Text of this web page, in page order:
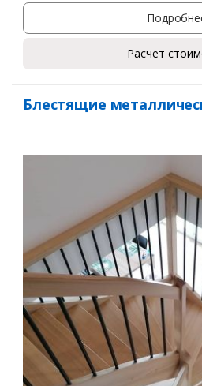
Расчет
Блестящие